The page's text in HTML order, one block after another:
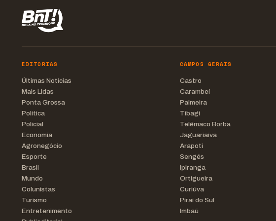
EDITORIAS
Últimas Notícias
Mais Lidas
Ponta Grossa
Política
Policial
Economia
Agronegócio
Esporte
Brasil
Mundo
Colunistas
Turismo
Entretenimento
CAMPOS GERAIS
Castro
Carambeí
Palmeira
Tibagi
Telêmaco Borba
Jaguariaíva
Arapoti
Sengés
Ipiranga
Ortigueira
Curiúva
Piraí do Sul
Imbaú